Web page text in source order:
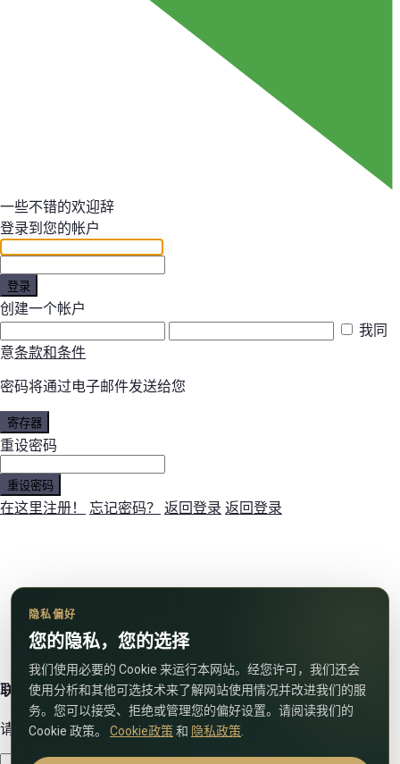
隐私偏好
您的隐私，您的选择
我们使用必要的 Cookie 来运行本网站。经您许可，我们还会
使用分析和其他可选技术来了解网站使用情况并改进我们的服
务。您可以接受、拒绝或管理您的偏好设置。请阅读我们的
Cookie 政策。 Cookie政策和 隐私政策
一些不错的欢迎辞
登录到您的帐户
登录
创建一个帐户
我同
意条款和条件
密码将通过电子邮件发送给您
寄存器
重设密码
重设密码
在这里注册！ 忘记密码？ 返回登录 返回登录
联系我们
请使用下面的表格与我们联系！